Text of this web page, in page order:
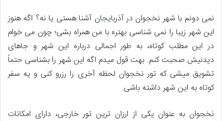
نمی دونم با شهر نخجوان در آذربایجان آشنا هستی یا نه؟ اگه هنوز
این شهر زیبا را نمی شناسی بهتره با من همراه بشی؛ چون می خوام
در این مطلب کوتاه، به طور اجمالی درباره این شهر و جاهای
دیدنیش صحبت کنم. بهت قول میدم اگه این شهر را بشناسی حتماً
تشویق میشی که تور نخجوان لحظه آخری را رزرو کنی و یه سفر
کوتاه به این شهر داشته باشی.
نخجوان به عنوان یکی از ارزان ترین تور خارجی، دارای امکانات